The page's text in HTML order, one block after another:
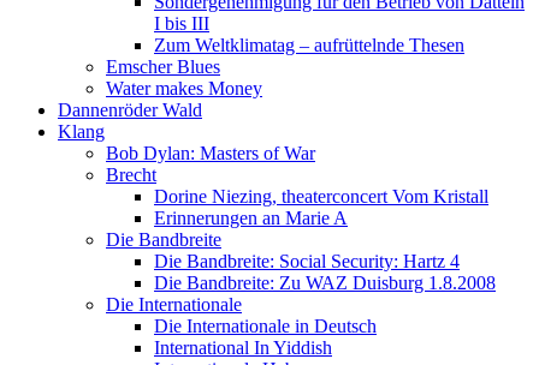
I bis III
Zum Weltklimatag – aufrüttelnde Thesen
Emscher Blues
Water makes Money
Dannenröder Wald
Klang
Bob Dylan: Masters of War
Brecht
Dorine Niezing, theaterconcert Vom Kristall
Erinnerungen an Marie A
Die Bandbreite
Die Bandbreite: Social Security: Hartz 4
Die Bandbreite: Zu WAZ Duisburg 1.8.2008
Die Internationale
Die Internationale in Deutsch
International In Yiddish